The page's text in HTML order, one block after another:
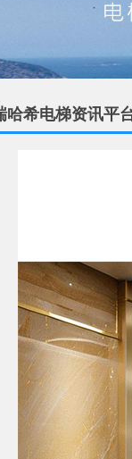
哈希电梯资讯平